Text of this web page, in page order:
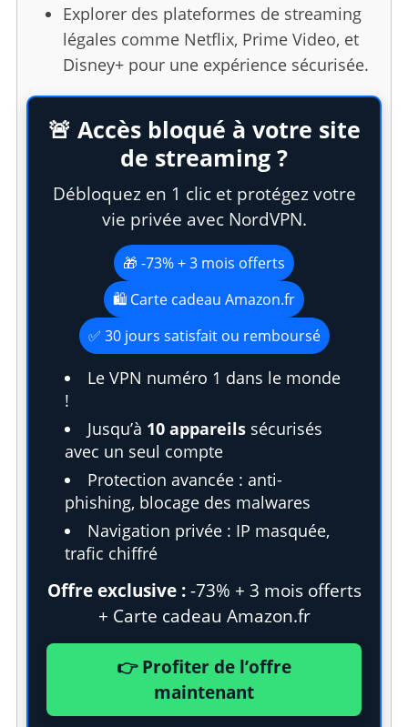
Explorer des plateformes de streaming
légales comme Netflix, Prime Video, et
Disney+ pour une expérience sécurisée.
🚨 Accès bloqué à votre site
de streaming ?
Débloquez en 1 clic et protégez votre
vie privée avec NordVPN.
🎁 -73% + 3 mois offerts
🛍️ Carte cadeau Amazon.fr
✅ 30 jours satisfait ou remboursé
Le VPN numéro 1 dans le monde
!
Jusqu’à 10 appareilssécurisés
avec un seul compte
Protection avancée : anti-
phishing, blocage des malwares
Navigation privée : IP masquée,
trafic chiffré
Offre exclusive :-73% + 3 mois offerts
+ Carte cadeau Amazon.fr
👉 Profiter de l’offre
maintenant